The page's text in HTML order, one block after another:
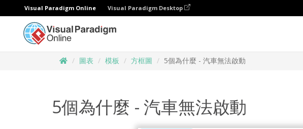
Visual Paradigm Online Visual Paradigm Desktop
圖表 模板 方框圖 5個為什麼 - 汽車無法啟動
5個為什麼 - 汽車無法啟動